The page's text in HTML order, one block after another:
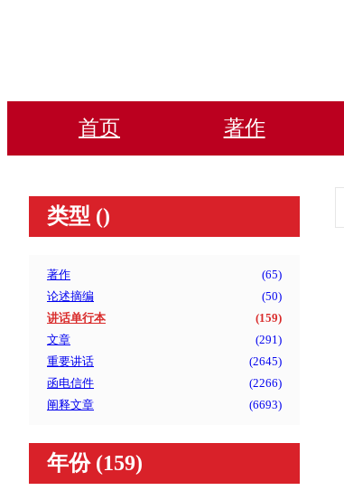
首页 著作
类型 ()
著作 (65)
论述摘编
(50)
讲话单行本
(159)
文章
(291 )
重要讲话
(2645)
函电信件
(2266)
阐释文章
(6693)
年份 (159)